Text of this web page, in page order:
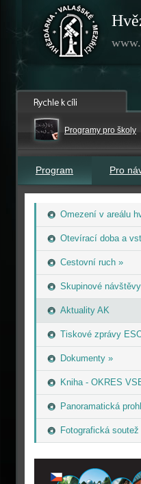
Programy pro školy
Program Pro
Omezení v areálu
Otevírací doba a
Cestovní ruch »
Skupinové návštěvy
Aktuality AK
Tiskové zprávy
Dokumenty »
Kniha - OKRES
Panoramatická
Fotografická soutež